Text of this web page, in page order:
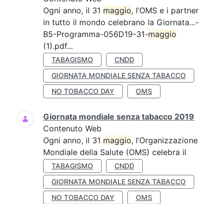
Ogni anno, il 31 maggio, l’OMS e i partner
in tutto il mondo celebrano la Giornata...-
B5-Programma-056D19-31-maggio
(1).pdf...
TABAGISMO
CNDD
GIORNATA MONDIALE SENZA TABACCO
NO TOBACCO DAY
OMS
Giornata mondiale senza tabacco 2019
Contenuto Web
Ogni anno, il 31 maggio, l’Organizzazione
Mondiale della Salute (OMS) celebra il
TABAGISMO
CNDD
GIORNATA MONDIALE SENZA TABACCO
NO TOBACCO DAY
OMS